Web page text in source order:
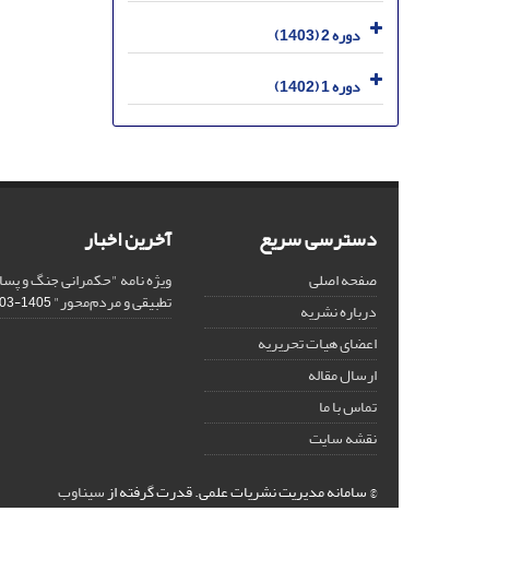
دوره 2 (1403)
دوره 1 (1402)
دسترسی سریع
صفحه اصلی
درباره نشریه
اعضای هیات تحریریه
ارسال مقاله
تماس با ما
نقشه سایت
آخرین اخبار
ویژه نامه "حکمرانی جنگ و
تطبیقی و مردم‌محور"1405-03-02
© سامانه مدیریت نشریات علمی.قدرت گرفته ازسیناوب